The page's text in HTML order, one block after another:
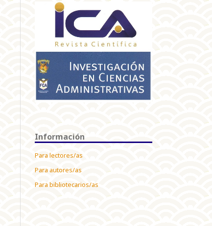
Información
Para lectores/as
Para autores/as
Para bibliotecarios/as